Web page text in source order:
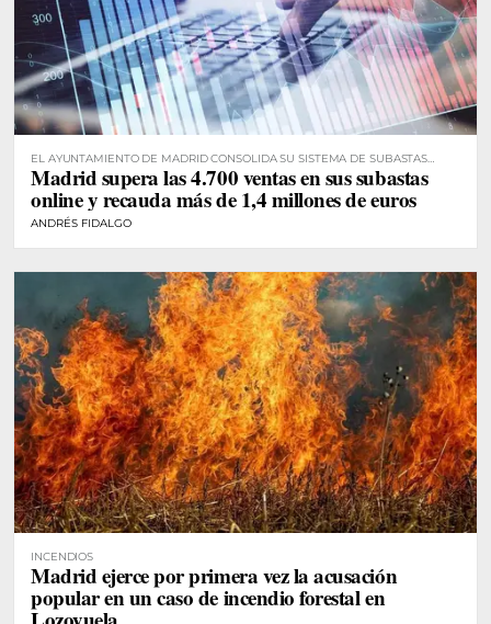
EL AYUNTAMIENTO DE MADRID CONSOLIDA SU SISTEMA DE SUBASTAS
DIGITALES
Madrid supera las 4.700 ventas en sus subastas
online y recauda más de 1,4 millones de euros
ANDRÉS FIDALGO
INCENDIOS
Madrid ejerce por primera vez la acusación
popular en un caso de incendio forestal en